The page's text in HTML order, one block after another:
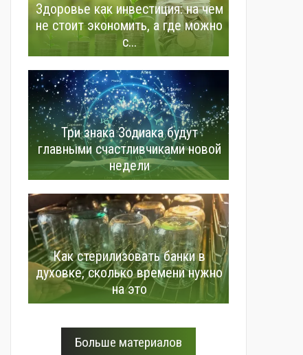
Здоровье как инвестиция: на чем
не стоит экономить, а где можно
с...
Три знака Зодиака будут
главными счастливчиками новой
недели
Как стерилизовать банки в
духовке, сколько времени нужно
на это
Больше материалов